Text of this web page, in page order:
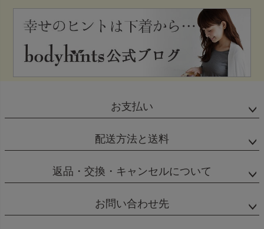
お支払い
配送方法と送料
返品・交換・キャンセルについて
お問い合わせ先